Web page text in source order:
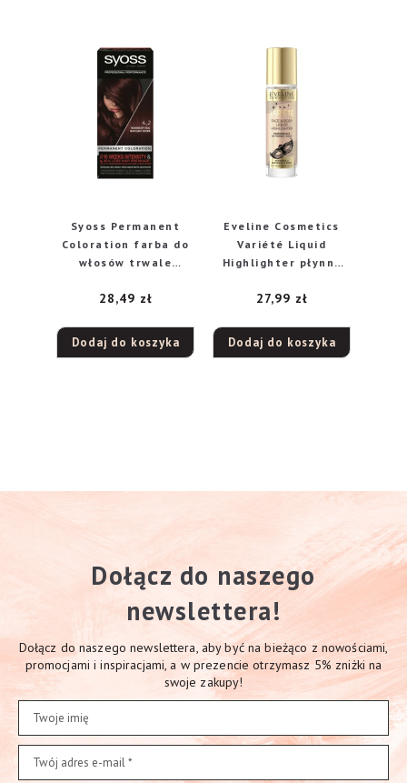
Syoss Permanent
Coloration farba do
włosów trwale
Machoniowy Brąz, 1
28,49 zł
Dodaj do koszyka
Eveline Cosmetics
Variété Liquid
Highlighter płynny
twarzy i ciała 01, 30
27,99 zł
Dodaj do koszyka
Dołącz do naszego
newslettera!
Dołącz do naszego newslettera, aby być na bieżąco z nowościami,
promocjami i inspiracjami, a w prezencie otrzymasz 5% zniżki na
swoje zakupy!